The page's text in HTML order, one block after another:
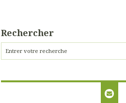
Rechercher